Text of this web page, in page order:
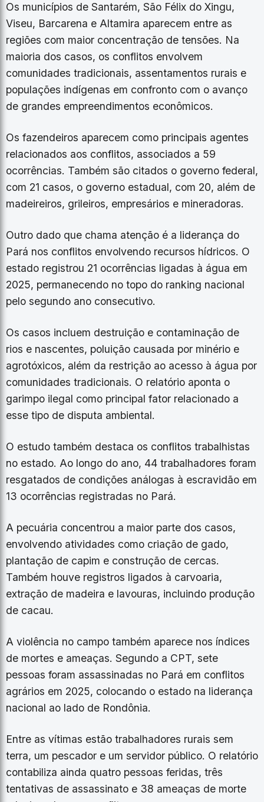
Os municípios de Santarém, São Félix do Xingu,
Viseu, Barcarena e Altamira aparecem entre as
regiões com maior concentração de tensões. Na
maioria dos casos, os conflitos envolvem
comunidades tradicionais, assentamentos rurais e
populações indígenas em confronto com o avanço
de grandes empreendimentos econômicos.
Os fazendeiros aparecem como principais agentes
relacionados aos conflitos, associados a 59
ocorrências. Também são citados o governo federal,
com 21 casos, o governo estadual, com 20, além de
madeireiros, grileiros, empresários e mineradoras.
Outro dado que chama atenção é a liderança do
Pará nos conflitos envolvendo recursos hídricos. O
estado registrou 21 ocorrências ligadas à água em
2025, permanecendo no topo do ranking nacional
pelo segundo ano consecutivo.
Os casos incluem destruição e contaminação de
rios e nascentes, poluição causada por minério e
agrotóxicos, além da restrição ao acesso à água por
comunidades tradicionais. O relatório aponta o
garimpo ilegal como principal fator relacionado a
esse tipo de disputa ambiental.
O estudo também destaca os conflitos trabalhistas
no estado. Ao longo do ano, 44 trabalhadores foram
resgatados de condições análogas à escravidão em
13 ocorrências registradas no Pará.
A pecuária concentrou a maior parte dos casos,
envolvendo atividades como criação de gado,
plantação de capim e construção de cercas.
Também houve registros ligados à carvoaria,
extração de madeira e lavouras, incluindo produção
de cacau.
A violência no campo também aparece nos índices
de mortes e ameaças. Segundo a CPT, sete
pessoas foram assassinadas no Pará em conflitos
agrários em 2025, colocando o estado na liderança
nacional ao lado de Rondônia.
Entre as vítimas estão trabalhadores rurais sem
terra, um pescador e um servidor público. O relatório
contabiliza ainda quatro pessoas feridas, três
tentativas de assassinato e 38 ameaças de morte